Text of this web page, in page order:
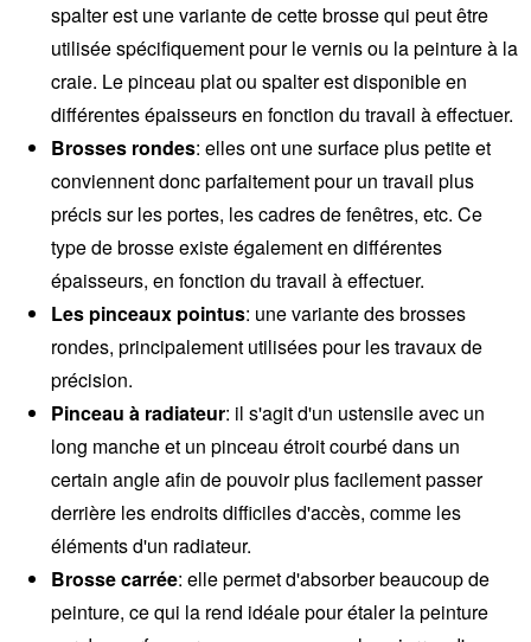
spalter est une variante de cette brosse qui peut être
utilisée spécifiquement pour le vernis ou la peinture à la
craie. Le pinceau plat ou spalter est disponible en
différentes épaisseurs en fonction du travail à effectuer.
Brosses rondes: elles ont une surface plus petite et
conviennent donc parfaitement pour un travail plus
précis sur les portes, les cadres de fenêtres, etc. Ce
type de brosse existe également en différentes
épaisseurs, en fonction du travail à effectuer.
Les pinceaux pointus: une variante des brosses
rondes, principalement utilisées pour les travaux de
précision.
Pinceau à radiateur: il s'agit d'un ustensile avec un
long manche et un pinceau étroit courbé dans un
certain angle afin de pouvoir plus facilement passer
derrière les endroits difficiles d'accès, comme les
éléments d'un radiateur.
Brosse carrée: elle permet d'absorber beaucoup de
peinture, ce qui la rend idéale pour étaler la peinture